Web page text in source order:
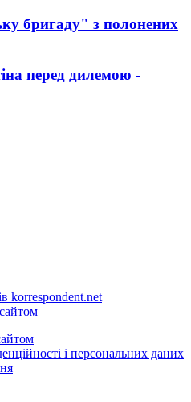
бригаду" з полонених
перед дилемою -
korrespondent.net
і персональних даних